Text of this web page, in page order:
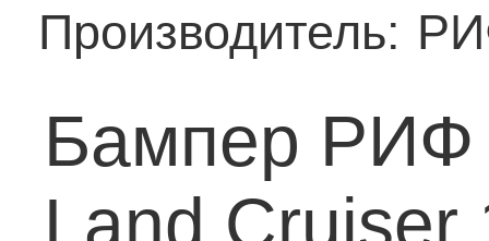
Производитель:
Бампер РИФ
Land Cruiser